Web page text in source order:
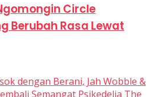
Circle
Berubah Rasa Lewat